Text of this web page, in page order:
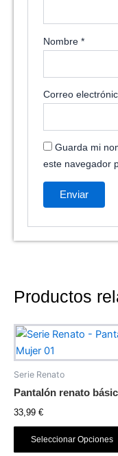
Nombre *
Correo
Guarda mi
este navegador
Productos
Serie Renato
Pantalón renato
33,99 €
Seleccionar Opciones